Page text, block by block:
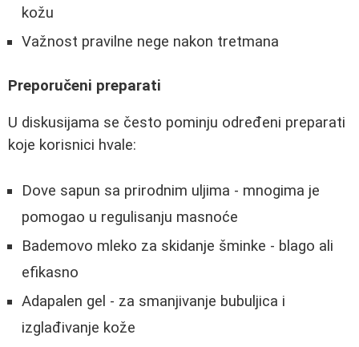
kožu
Važnost pravilne nege nakon tretmana
Preporučeni preparati
U diskusijama se često pominju određeni preparati
koje korisnici hvale:
Dove sapun sa prirodnim uljima - mnogima je
pomogao u regulisanju masnoće
Bademovo mleko za skidanje šminke - blago ali
efikasno
Adapalen gel - za smanjivanje bubuljica i
izglađivanje kože